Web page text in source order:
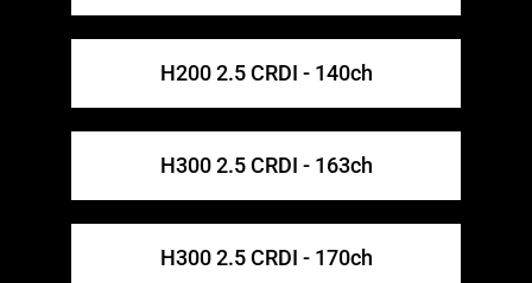
H200 2.5 CRDI - 140ch
H300 2.5 CRDI - 163ch
H300 2.5 CRDI - 170ch